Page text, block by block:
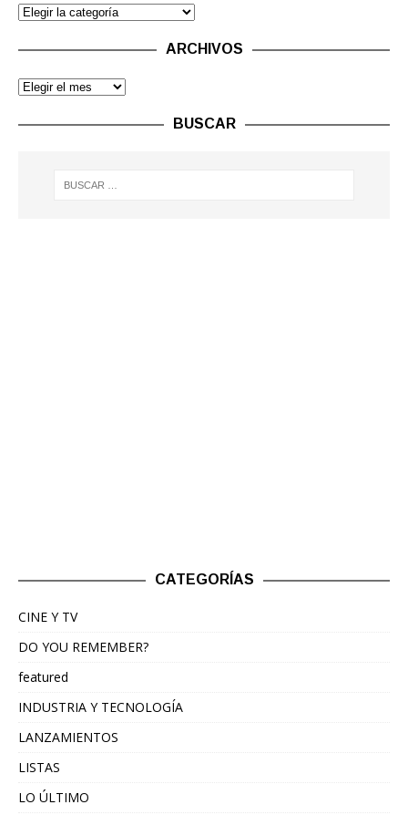
ARCHIVOS
BUSCAR
CATEGORÍAS
CINE Y TV
DO YOU REMEMBER?
featured
INDUSTRIA Y TECNOLOGÍA
LANZAMIENTOS
LISTAS
LO ÚLTIMO